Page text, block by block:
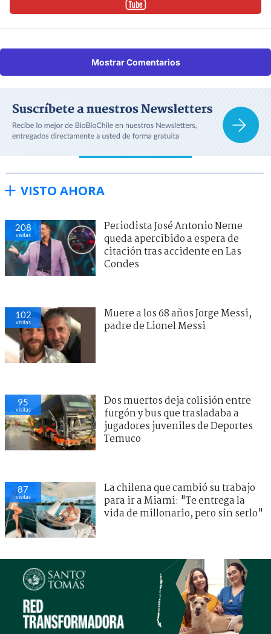
Mostrar Comentarios
VISTO AHORA
208
visitas
Periodista José Antonio Neme
queda apercibido a espera de
citación tras accidente en Las
Condes
102
visitas
Muere a los 68 años Jorge Messi,
padre de Lionel Messi
95
visitas
Dos muertos deja colisión entre
furgón y bus que trasladaba a
jugadores juveniles de Deportes
Temuco
87
visitas
La chilena que cambió su trabajo
para ir a Miami: "Te entrega la
vida de millonario, pero sin serlo"